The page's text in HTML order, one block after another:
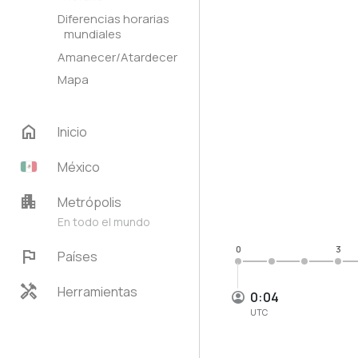
Diferencias horarias
mundiales
Amanecer/Atardecer
Mapa
home
Inicio
México
apartment Metrópolis
En todo el mundo
flag Países
handyman Herramientas 0:04
UTC
0 3